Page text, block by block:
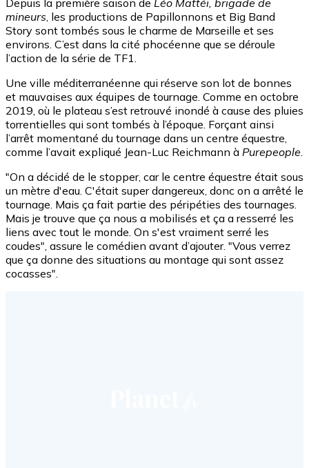
mineurs , les productions de Papillonnons et Big Band
Story sont tombés sous le charme de Marseille et ses
environs. C’est dans la cité phocéenne que se déroule
l’action de la série de TF1.
Une ville méditerranéenne qui réserve son lot de bonnes
et mauvaises aux équipes de tournage. Comme en octobre
2019, où le plateau s’est retrouvé inondé à cause des pluies
torrentielles qui sont tombés à l’époque. Forçant ainsi
l’arrêt momentané du tournage dans un centre équestre,
comme l’avait expliqué Jean-Luc Reichmann à Purepeople
"On a décidé de le stopper, car le centre équestre était sous
un mètre d'eau. C'était super dangereux, donc on a arrêté le
tournage. Mais ça fait partie des péripéties des tournages.
Mais je trouve que ça nous a mobilisés et ça a resserré les
liens avec tout le monde. On s'est vraiment serré les
coudes", assure le comédien avant d’ajouter. "Vous verrez
que ça donne des situations au montage qui sont assez
cocasses".